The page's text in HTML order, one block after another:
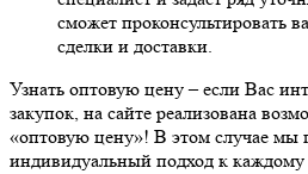
сможет проконсультировать
сделки и доставки.
Узнать оптовую цену– если Вас
закупок, на сайте реализована
«оптовую цену»! В этом случае мы
индивидуальный подход к каждому